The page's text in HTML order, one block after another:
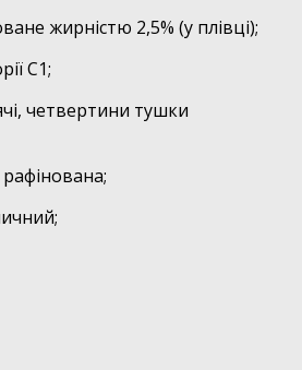
жирністю 2,5% (у плівці);
С1;
четвертини тушки